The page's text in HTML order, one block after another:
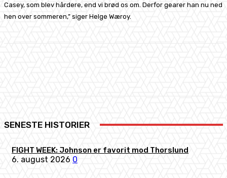
Casey, som blev hårdere, end vi brød os om. Derfor gearer han nu ned
hen over sommeren,” siger Helge Wæroy.
SENESTE HISTORIER
FIGHT WEEK: Johnson er favorit mod Thorslund
6. august 2026 0